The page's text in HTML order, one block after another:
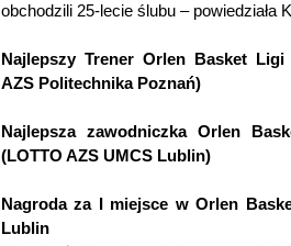
obchodzili 25-lecie ślubu – powiedziała
Najlepszy Trener Orlen Basket
AZS Politechnika Poznań)
Najlepsza zawodniczka Orlen
(LOTTO AZS UMCS Lublin)
Nagroda za I miejsce w Orlen
Lublin